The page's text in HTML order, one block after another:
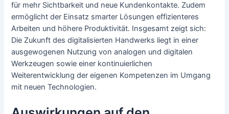
für mehr Sichtbarkeit und neue Kundenkontakte. Zudem
ermöglicht der Einsatz smarter Lösungen effizienteres
Arbeiten und höhere Produktivität. Insgesamt zeigt sich:
Die Zukunft des digitalisierten Handwerks liegt in einer
ausgewogenen Nutzung von analogen und digitalen
Werkzeugen sowie einer kontinuierlichen
Weiterentwicklung der eigenen Kompetenzen im Umgang
mit neuen Technologien.